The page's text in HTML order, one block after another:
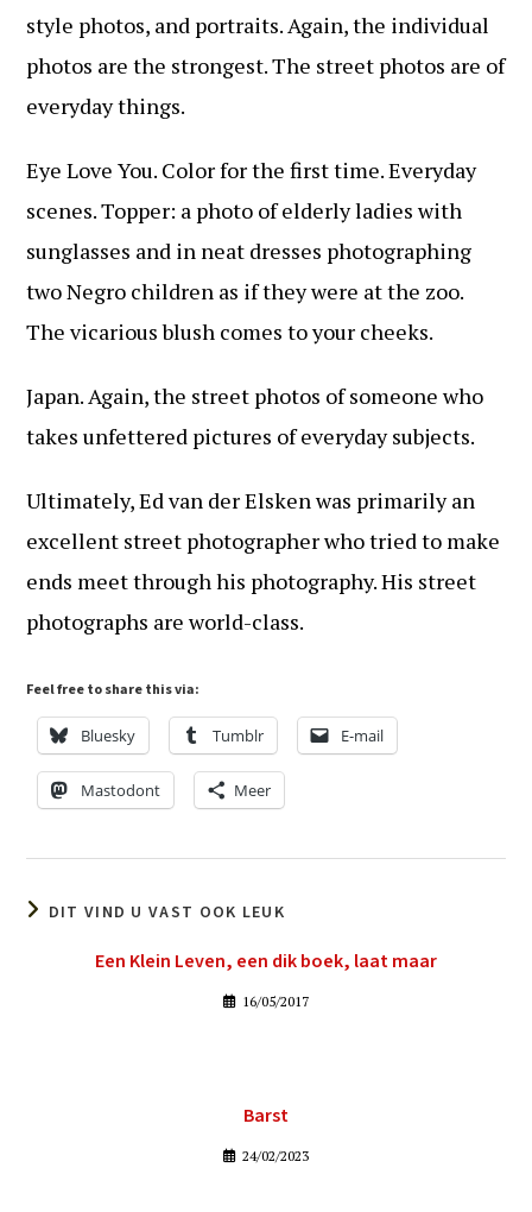
style photos, and portraits. Again, the individual
photos are the strongest. The street photos are of
everyday things.
Eye Love You. Color for the first time. Everyday
scenes. Topper: a photo of elderly ladies with
sunglasses and in neat dresses photographing
two Negro children as if they were at the zoo.
The vicarious blush comes to your cheeks.
Japan. Again, the street photos of someone who
takes unfettered pictures of everyday subjects.
Ultimately, Ed van der Elsken was primarily an
excellent street photographer who tried to make
ends meet through his photography. His street
photographs are world-class.
Feel free to share this via:
Bluesky Tumblr E-mail
Mastodont Meer
DIT VIND U VAST OOK LEUK
Een Klein Leven, een dik boek, laat maar
16/05/2017
Barst
24/02/2023